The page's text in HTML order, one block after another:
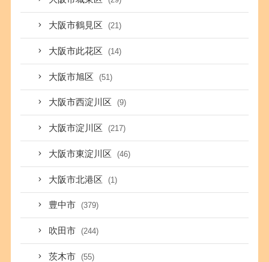
大阪市鶴見区 (21)
大阪市此花区 (14)
大阪市旭区 (51)
大阪市西淀川区 (9)
大阪市淀川区 (217)
大阪市東淀川区 (46)
大阪市北港区 (1)
豊中市 (379)
吹田市 (244)
茨木市 (55)